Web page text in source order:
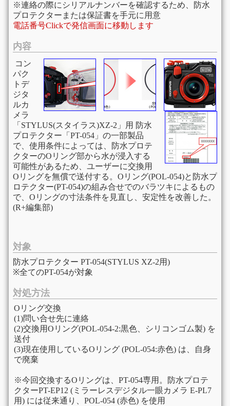
※連絡の際にシリアルナンバーを確認するため、防水
プロテクターまたは保証書を手元に用意
電話番号Clickで発信画面に移動します
内容
コン
パク
トデ
ジタ
ルカ
メラ
「STYLUS(スタイラス)XZ-2」用 防水
プロテクター「PT-054」の一部製品
で、使用条件によっては、防水プロテ
クターのOリング部から水が浸入する
可能性があるため、ユーザーに交換用
Oリングを無償で送付する。Oリング(POL-054)と防水プ
ロテクター(PT-054)の組み合せでのバラツキによるもの
で、Oリングの寸法条件を見直し、安定性を改善した。
(R+編集部)
対象
防水プロテクター PT-054(STYLUS XZ-2用)
※全てのPT-054が対象
対処方法
Oリング交換
(1)問い合せ先に連絡
(2)交換用Oリング(POL-054-2:黒色、シリコンゴム製) を
送付
(3)現在使用しているOリング (POL-054:赤色) は、自身
で廃棄
※今回交換するOリングは、PT-054専用。防水プロテ
クターPT-EP12 (ミラーレスデジタル一眼カメラ E-PL7
用) には従来通り、POL-054 (赤色) を使用